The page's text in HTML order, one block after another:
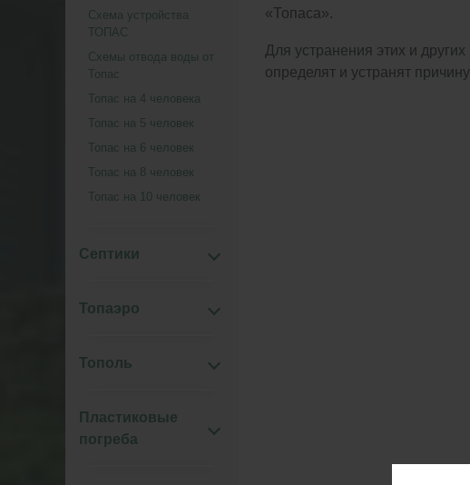
Схема устройства
ТОПАС
Схемы отвода воды от
Топас
Топас на 4 человека
Топас на 5 человек
Топас на 6 человек
Топас на 8 человек
Топас на 10 человек
Септики
Топаэро
Тополь
Пластиковые
погреба
«Топаса».
Для устранения этих и
определят и устранят